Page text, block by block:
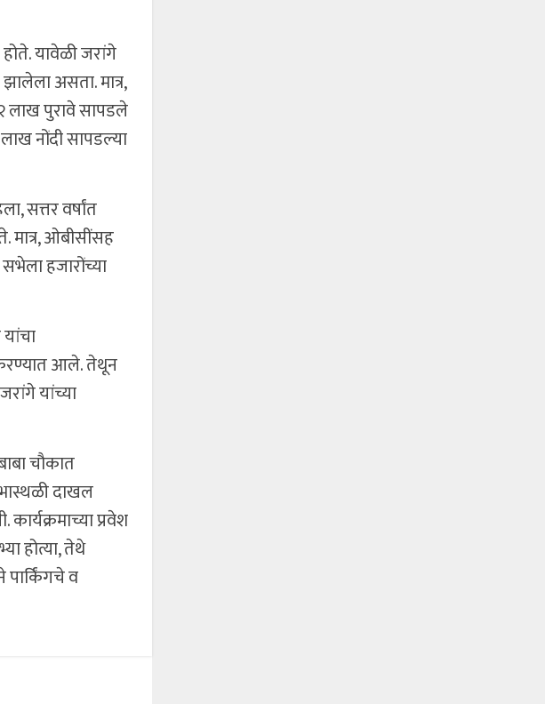
यावेळी जरांगे
असता. मात्र,
लाख पुरावे सापडले
नोंदी सापडल्या
सत्तर वर्षांत
ओबीसींसह
हजारोंच्या
आले. तेथून
यांच्या
चौकात
दाखल
प्रवेश
होत्या, तेथे
व